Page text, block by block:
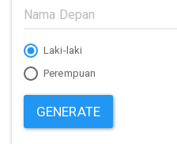
Laki-laki
Perempuan
GENERATE